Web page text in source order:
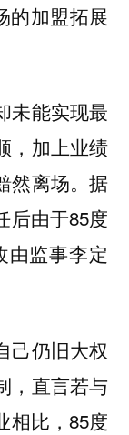
的加盟拓展
未能实现最
，加上业绩
然离场。据
后由于85度
由监事李定
己仍旧大权
，直言若与
相比，85度